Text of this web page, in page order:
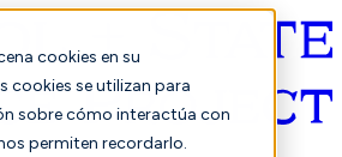
cookies en su
cookies se utilizan para
sobre cómo interactúa con
permiten recordarlo.